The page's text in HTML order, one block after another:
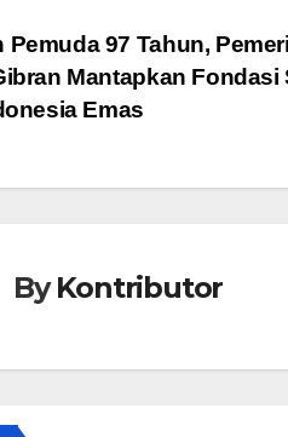
Pemuda 97 Tahun,
Mantapkan Fondasi
Emas
ByKontributor